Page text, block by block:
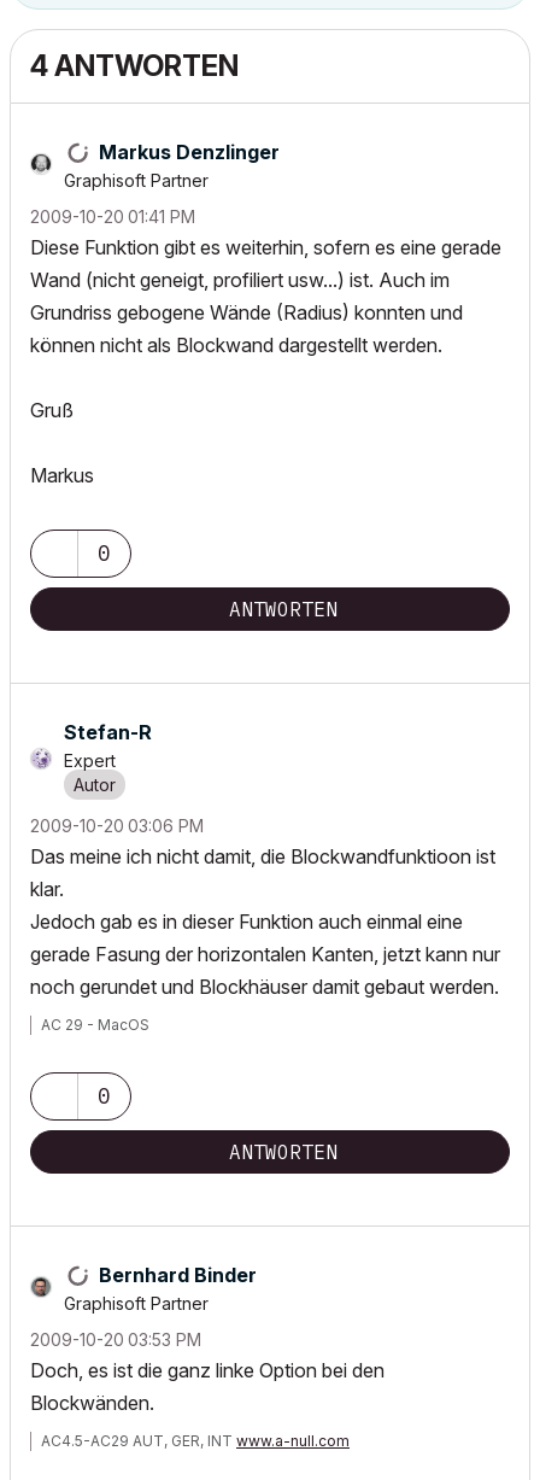
4 ANTWORTEN
Markus Denzlinger
Graphisoft Partner
‎2009-10-20 01:41 PM
Diese Funktion gibt es weiterhin, sofern es eine gerade
Wand (nicht geneigt, profiliert usw...) ist. Auch im
Grundriss gebogene Wände (Radius) konnten und
können nicht als Blockwand dargestellt werden.
Gruß
Markus
0
ANTWORTEN
Stefan-R
Expert
‎2009-10-20 03:06 PM
Das meine ich nicht damit, die Blockwandfunktioon ist
klar.
Jedoch gab es in dieser Funktion auch einmal eine
gerade Fasung der horizontalen Kanten, jetzt kann nur
noch gerundet und Blockhäuser damit gebaut werden.
AC 29 - MacOS
0
ANTWORTEN
Bernhard Binder
Graphisoft Partner
‎2009-10-20 03:53 PM
Doch, es ist die ganz linke Option bei den
Blockwänden.
AC4.5-AC29 AUT, GER, INT www.a-null.com